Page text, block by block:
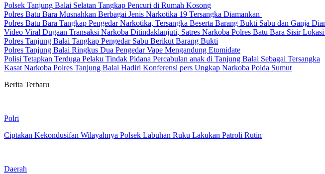
Polsek Tanjung Balai Selatan Tangkap Pencuri di Rumah Kosong
Polres Batu Bara Musnahkan Berbagai Jenis Narkotika 19 Tersangka Diamankan
Polres Batu Bara Tangkap Pengedar Narkotika, Tersangka Beserta Barang Bukti Sabu dan Ganja
Video Viral Dugaan Transaksi Narkoba Ditindaklanjuti, Satres Narkoba Polres Batu Bara Sisir
Polres Tanjung Balai Tangkap Pengedar Sabu Berikut Barang Bukti
Polres Tanjung Balai Ringkus Dua Pengedar Vape Mengandung Etomidate
Polisi Tetapkan Terduga Pelaku Tindak Pidana Percabulan anak di Tanjung Balai Sebagai Tersangka
Kasat Narkoba Polres Tanjung Balai Hadiri Konferensi pers Ungkap Narkoba Polda Sumut
Berita Terbaru
Polri
Ciptakan Kekondusifan Wilayahnya Polsek Labuhan Ruku Lakukan Patroli Rutin
Daerah